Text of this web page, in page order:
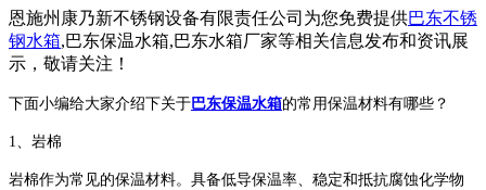
恩施州康乃新不锈钢设备有限责任公司为您免费提供巴东不锈
钢水箱,巴东保温水箱,巴东水箱厂家等相关信息发布和资讯展
示，敬请关注！
下面小编给大家介绍下关于 巴东保温水箱的常用保温材料有哪些？
1、岩棉
岩棉作为常见的保温材料。具备低导保温率、稳定和抵抗腐蚀化学物